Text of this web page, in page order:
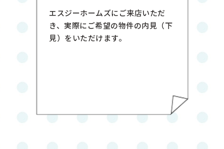
エスジーホームズにご来店いただ
き、実際にご希望の物件の内見（下
見）をいただけます。